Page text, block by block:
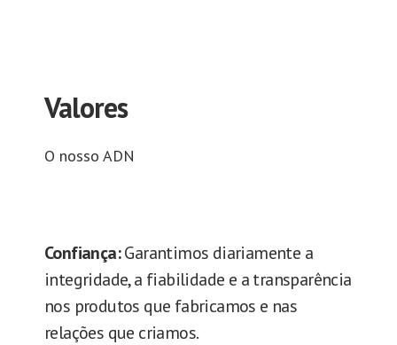
Valores
O nosso ADN
Confiança:Garantimos diariamente a
integridade, a fiabilidade e a transparência
nos produtos que fabricamos e nas
relações que criamos.